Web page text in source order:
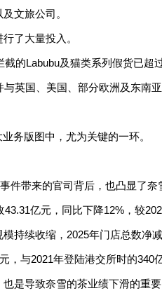
文旅公司。
了大量投入。
的Labubu及猫类系列假货已超
英国、美国、部分欧洲及东南
务版图中，尤为关键的一环。
件带来的官司背后，也凸显了奈
亿元，同比下降12%，较
持续收缩，2025年门店总数净减
，与2021年登陆港交所时的340
是导致奈雪的茶业绩下滑的重要